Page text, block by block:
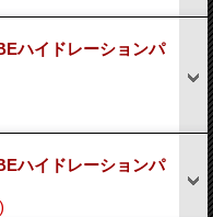
ハイドレーションパ
ハイドレーションパ